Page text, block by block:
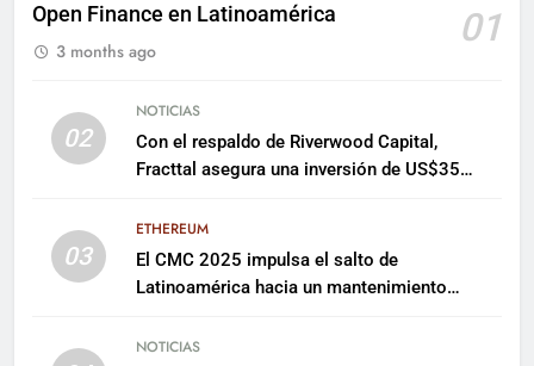
Open Finance en Latinoamérica
01
3 months ago
02
NOTICIAS
Con el respaldo de Riverwood Capital,
Fracttal asegura una inversión de US$35
03
ETHEREUM
El CMC 2025 impulsa el salto de
Latinoamérica hacia un mantenimiento
NOTICIAS